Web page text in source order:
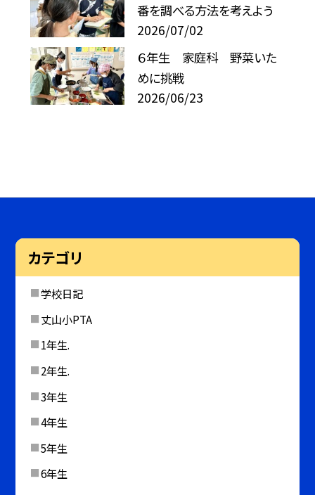
番を調べる方法を考えよう
2026/07/02
６年生 家庭科 野菜いた
めに挑戦
2026/06/23
カテゴリ
学校日記
丈山小PTA
1年生.
2年生.
3年生
4年生
5年生
6年生